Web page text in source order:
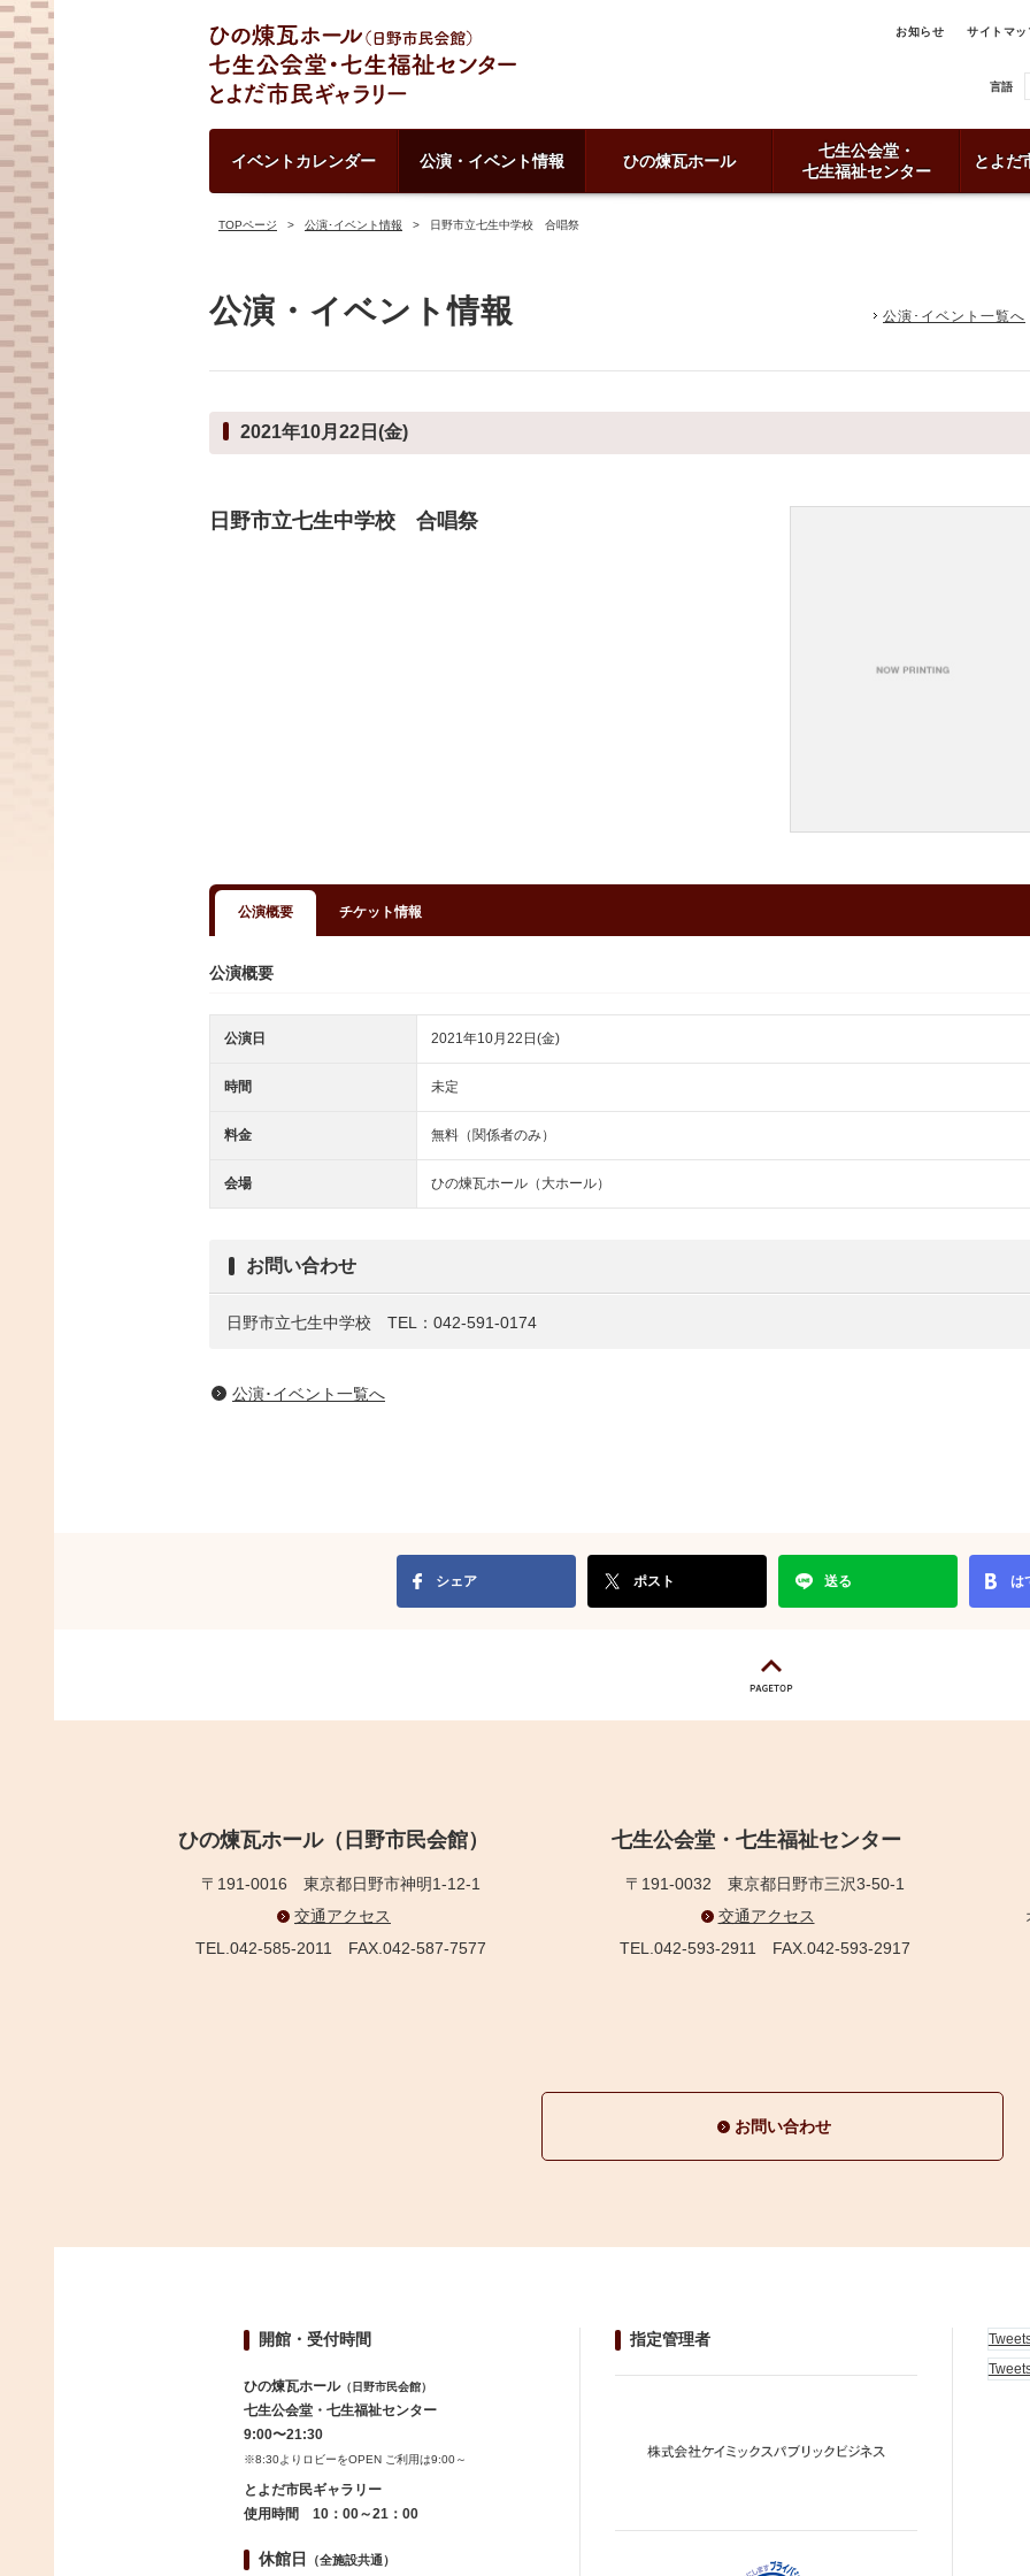
お知らせ サイトマッ
言語
イベントカレンダー 公演・イベント情報 ひの煉瓦ホール
七生公会堂・
七生福祉センター
とよだ
TOPページ 公演･イベント情報 日野市立七生中学校 合唱祭
公演・イベント情報 公演･イベント一覧へ
2021年10月22日(金)
日野市立七生中学校 合唱祭
公演概要 チケット情報
公演概要
公演日 2021年10月22日(金)
時間 未定
料金 無料（関係者のみ）
会場 ひの煉瓦ホール（大ホール）
お問い合わせ
日野市立七生中学校 TEL：042-591-0174
公演･イベント一覧へ
シェア ポスト 送る は
ひの煉瓦ホール（日野市民会館）
〒191-0016 東京都日野市神明1-12-1
交通アクセス
TEL.042-585-2011 FAX.042-587-7577
七生公会堂・七生福祉センター
〒191-0032 東京都日野市三沢3-50-1
交通アクセス
TEL.042-593-2911 FAX.042-593-2917
お問い合わせ
開館・受付時間
ひの煉瓦ホール（日野市民会館）
七生公会堂・七生福祉センター
9:00〜21:30
※8:30よりロビーをOPEN ご利用は9:00～
とよだ市民ギャラリー
使用時間 10：00～21：00
休館日 （全施設共通）
指定管理者